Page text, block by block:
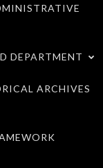
DEPARTMENT
ARCHIVES